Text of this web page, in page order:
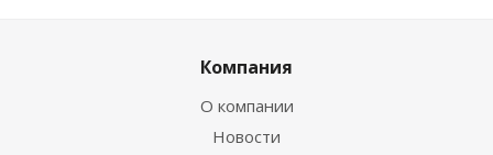
Компания
О компании
Новости